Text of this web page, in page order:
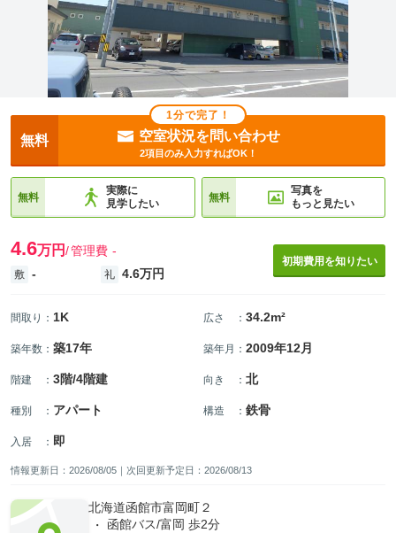
1分で完了！
無料 空室状況を問い合わせ
2項目のみ入力すればOK！
無料
実際に
見学したい
無料
写真を
もっと見たい
4.6万円 管理費 -
敷 - 礼 4.6万円
初期費用を知りたい
間取り ： 1K 広さ ： 34.2m²
築年数 ： 築17年 築年月 ： 2009年12月
階建 ： 3階/4階建 向き ： 北
種別 ： アパート 構造 ： 鉄骨
入居 ： 即
情報更新日：2026/08/05｜次回更新予定日：2026/08/13
北海道函館市富岡町２
函館バス/富岡 歩2分